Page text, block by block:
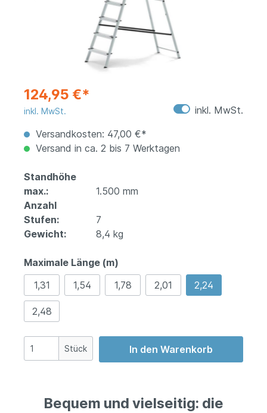
124,95 €*
inkl. MwSt.
inkl. MwSt.
Versandkosten: 47,00 €*
Versand in ca. 2 bis 7 Werktagen
Standhöhe
max.:
1.500 mm
Anzahl
Stufen:
7
Gewicht:
8,4 kg
Maximale Länge (m)
1,31
1,54 1,78 2,01 2,24
2,48
Stück In den Warenkorb
Bequem und vielseitig: die